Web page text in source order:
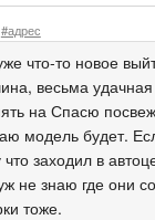
#адрес
что-то новое
весьма
на Спасю
модель будет.
заходил в
не знаю где они
тоже.